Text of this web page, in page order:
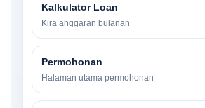
Kalkulator Loan
Kira anggaran bulanan
Permohonan
Halaman utama permohonan